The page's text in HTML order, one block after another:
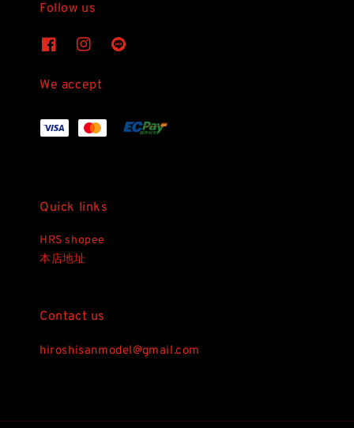
Follow us
We accept
Quick links
HRS shopee
本店地址
Contact us
hiroshisanmodel@gmail.com